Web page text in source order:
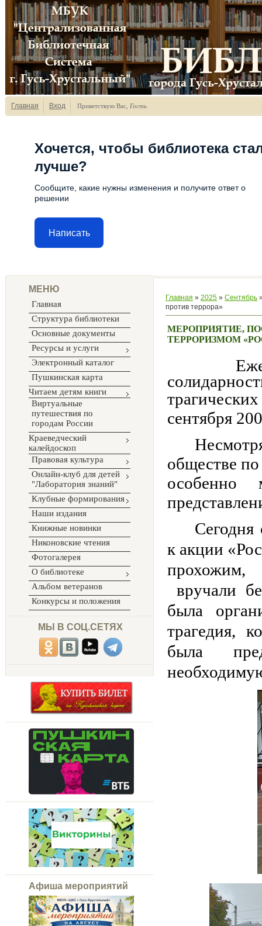
Главная Вход Приветствую Вас Гость
Хочется, чтобы библиотека
лучше?
Сообщите, какие нужны изменения и получите ответ о
решении
Написать
МЕНЮ
Главная
Структура библиотеки
Основные документы
Ресурсы и услуги
Электронный каталог
Пушкинская карта
Читаем детям книги
Виртуальные
путешествия по
городам России
Краеведческий
калейдоскоп
Правовая культура
Онлайн-клуб для детей
"Лаборатория знаний"
Клубные формирования
Наши издания
Книжные новинки
Никоновские чтения
Фотогалерея
О библиотеке
Альбом ветеранов
Конкурсы и положения
МЫ В СОЦ.СЕТЯХ
Афиша мероприятий
Главная » 2025 » Сентябрь
против террора»
МЕРОПРИЯТИЕ,
ТЕРРОРИЗМОМ
сентября
обществе
особенно
Сегодня
к акции
прохожим,
вручали
была
трагедия,
была